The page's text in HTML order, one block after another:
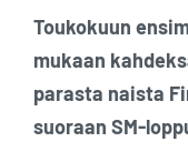
Toukokuun
mukaan
parasta naista
suoraan SM-